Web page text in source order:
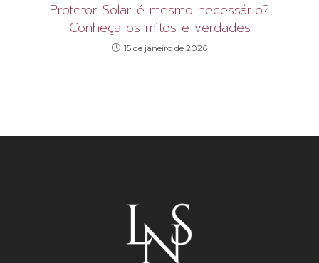
Protetor Solar é mesmo necessário?
Conheça os mitos e verdades
15 de janeiro de 2026